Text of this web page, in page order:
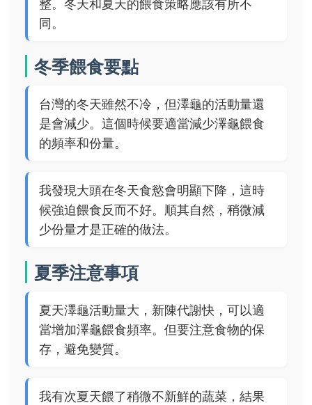
同。
冬季餵食要點
台灣的冬天雖然不冷，但澤龜的活動量還
是會減少。這個時候要適當減少澤龜餵食
的頻率和份量。
我發現大頭在冬天食慾會明顯下降，這時
候強迫餵食反而不好。順其自然，稍微減
少份量才是正確的做法。
夏季注意事項
夏天澤龜活動量大，新陳代謝快，可以適
當增加澤龜餵食頻率。但要注意食物的保
存，避免變質。
我有次夏天餵了稍微不新鮮的蔬菜，結果